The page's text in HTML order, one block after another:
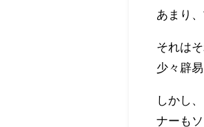
あまり
それは
少々辟
しかし
ナーも